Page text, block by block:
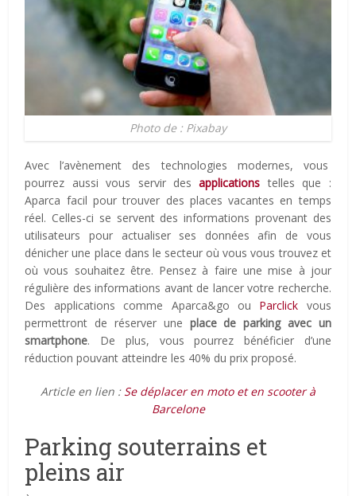
Photo de : Pixabay
Avec l’avènement des technologies modernes, vous
pourrez aussi vous servir desapplications telles que :
Aparca facil pour trouver des places vacantes en temps
réel. Celles-ci se servent des informations provenant des
utilisateurs pour actualiser ses données afin de vous
dénicher une place dans le secteur où vous vous trouvez et
où vous souhaitez être. Pensez à faire une mise à jour
régulière des informations avant de lancer votre recherche.
Des applications comme Aparca&go ou Parclick vous
permettront de réserver une place de parking avec un
smartphone. De plus, vous pourrez bénéficier d’une
réduction pouvant atteindre les 40% du prix proposé.
Article en lien : Se déplacer en moto et en scooter à
Barcelone
Parking souterrains et
pleins air